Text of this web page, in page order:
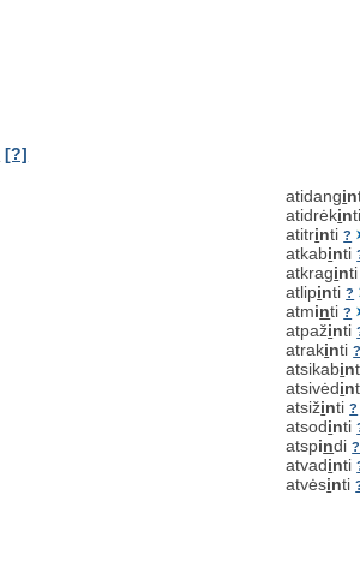
[?]
atidangin
atidrėkin
atitrinti?
atkabinti
atkragin
atlipinti?
atminti?
atpažinti
atrakinti?
atsikabin
atsivėdin
atsižinti?
atsodinti
atspindi?
atvadinti
atvėsinti